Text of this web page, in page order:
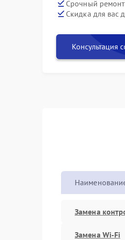
Срочный
Скидка для вас
Консультация
Замена
Замена Wi-Fi